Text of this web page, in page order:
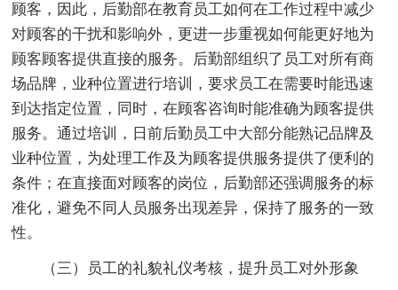
顾客，因此，后勤部在教育员工如何在工作过程中减少
对顾客的干扰和影响外，更进一步重视如何能更好地为
顾客顾客提供直接的服务。后勤部组织了员工对所有商
场品牌，业种位置进行培训，要求员工在需要时能迅速
到达指定位置，同时，在顾客咨询时能准确为顾客提供
服务。通过培训，日前后勤员工中大部分能熟记品牌及
业种位置，为处理工作及为顾客提供服务提供了便利的
条件；在直接面对顾客的岗位，后勤部还强调服务的标
准化，避免不同人员服务出现差异，保持了服务的一致
性。
（三）员工的礼貌礼仪考核，提升员工对外形象